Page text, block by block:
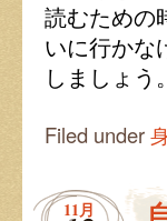
読むための
いに行かな
しましょう。
Filed under
11月